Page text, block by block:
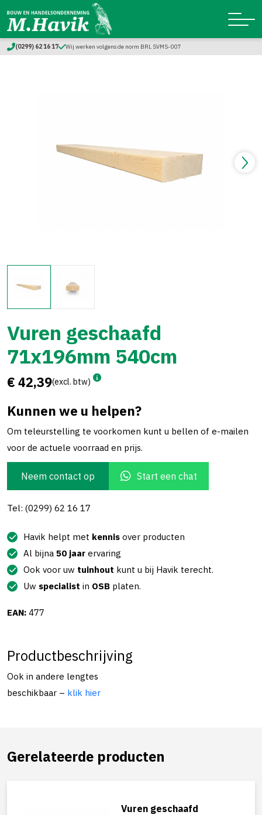
(0299) 62 16 17 Wij werken volgens de norm BRL SVMS-007
Vuren geschaafd
71x196mm 540cm
€ 42,39(excl. btw)
Kunnen we u helpen?
Om teleurstelling te voorkomen kunt u bellen of e-mailen
voor de actuele voorraad en prijs.
Neem contact op Start een chat
Tel: (0299) 62 16 17
Havik helpt met kennis over producten
Al bijna 50 jaar ervaring
Ook voor uw tuinhout kunt u bij Havik terecht.
Uw specialist in OSB platen.
EAN: 477
Productbeschrijving
Ook in andere lengtes
beschikbaar – klik hier
Gerelateerde producten
Vuren geschaafd